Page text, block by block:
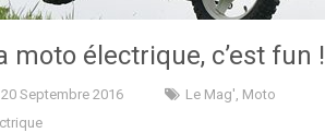
moto électrique, c’est fun !
20 Septembre 2016 Le Mag' Moto